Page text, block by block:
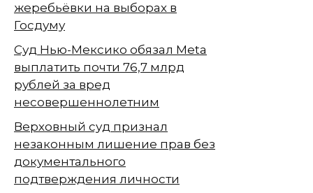
жеребьёвки на выборах в
Госдуму
Суд Нью-Мексико обязал Meta
выплатить почти 76,7 млрд
рублей за вред
несовершеннолетним
Верховный суд признал
незаконным лишение прав без
документального
подтверждения личности